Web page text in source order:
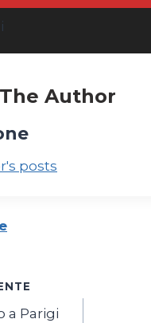
Author
posts
a Parigi